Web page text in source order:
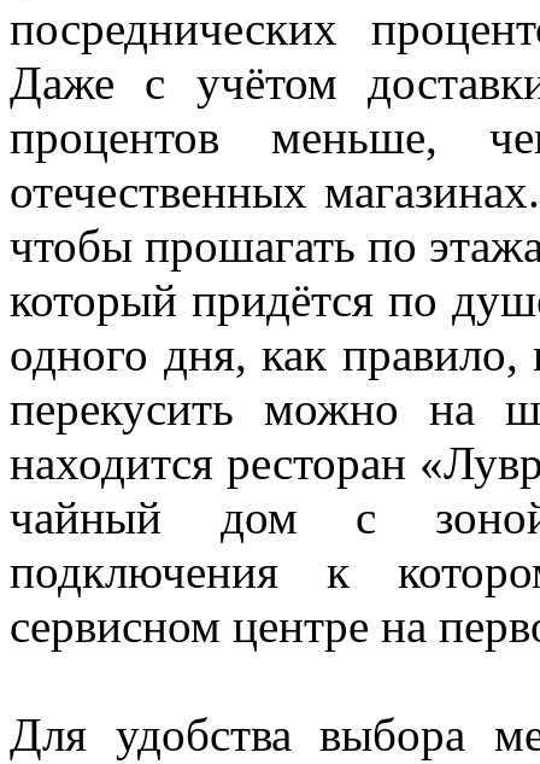
посреднических
Даже с учётом
процентов меньше,
отечественных
чтобы прошагать по
который придётся по
одного дня, как правило,
перекусить можно на
находится ресторан
чайный дом с
подключения к
сервисном центре на
Для удобства выбора